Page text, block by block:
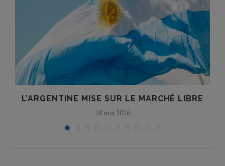
L’ARGENTINE MISE SUR LE MARCHÉ LIBRE
18 mai 2026